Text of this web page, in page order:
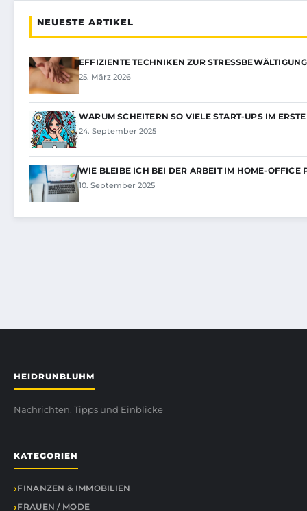
NEUESTE ARTIKEL
EFFIZIENTE TECHNIKEN ZUR
25. März 2026
WARUM SCHEITERN SO VIELE START-UPS IM
24. September 2025
WIE BLEIBE ICH BEI DER ARBEIT IM HOME-OFFICE
10. September 2025
HEIDRUNBLUHM
Nachrichten, Tipps und Einblicke
KATEGORIEN
FINANZEN & IMMOBILIEN
FRAUEN / MODE